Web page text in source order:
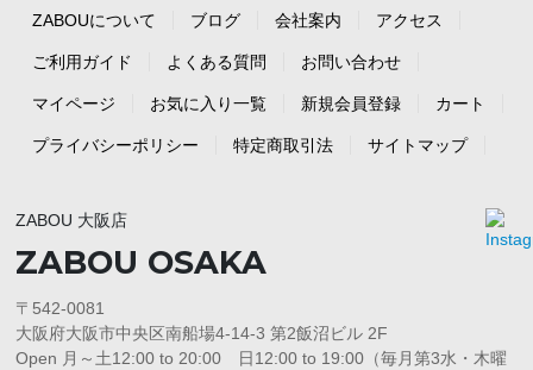
ZABOUについて ブログ 会社案内 アクセス
ご利用ガイド よくある質問 お問い合わせ
マイページ お気に入り一覧 新規会員登録 カート
プライバシーポリシー 特定商取引法 サイトマップ
ZABOU 大阪店
ZABOU OSAKA
〒542-0081
大阪府大阪市中央区南船場4-14-3 第2飯沼ビル 2F
Open 月～土12:00 to 20:00 日12:00 to 19:00（毎月第3水・木曜